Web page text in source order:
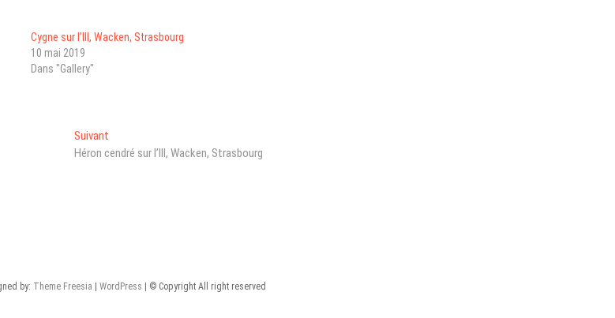
Cygne sur l’Ill, Wacken, Strasbourg
10 mai 2019
Dans "Gallery"
Suivant
post:
Héron cendré sur l’Ill, Wacken, Strasbourg
by: Theme Freesia WordPress | © Copyright All right reserved